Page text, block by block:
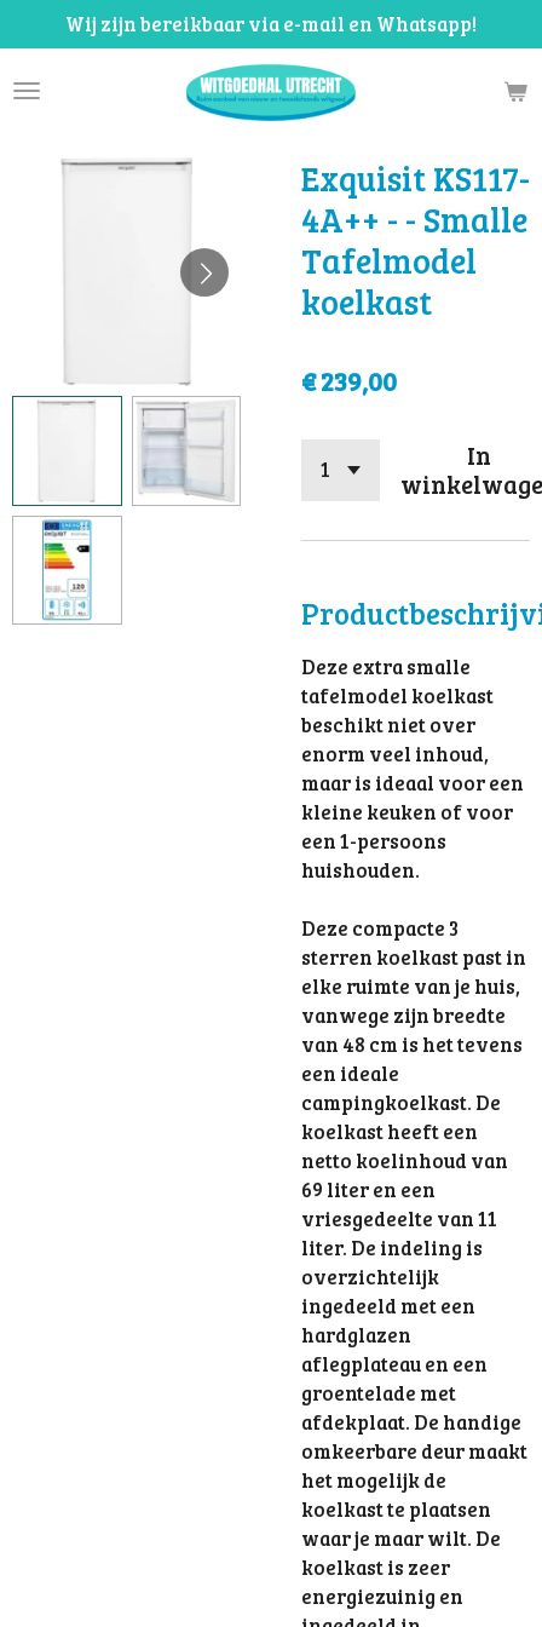
direct
naar
Wij zijn bereikbaar via e-mail en Whatsapp!
Exquisit KS117-
4A++ - - Smalle
Tafelmodel
koelkast
€ 239,00
In
Deze extra smalle
tafelmodel koelkast
beschikt niet over
enorm veel inhoud,
maar is ideaal voor een
kleine keuken of voor
een 1-persoons
huishouden.
Deze compacte 3
sterren koelkast past in
elke ruimte van je huis,
vanwege zijn breedte
van 48 cm is het tevens
een ideale
campingkoelkast. De
koelkast heeft een
netto koelinhoud van
69 liter en een
vriesgedeelte van 11
liter. De indeling is
overzichtelijk
ingedeeld met een
hardglazen
aflegplateau en een
groentelade met
afdekplaat. De handige
omkeerbare deur maakt
het mogelijk de
koelkast te plaatsen
waar je maar wilt. De
koelkast is zeer
energiezuinig en